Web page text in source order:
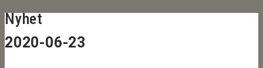
Nyhet
2020-06-23